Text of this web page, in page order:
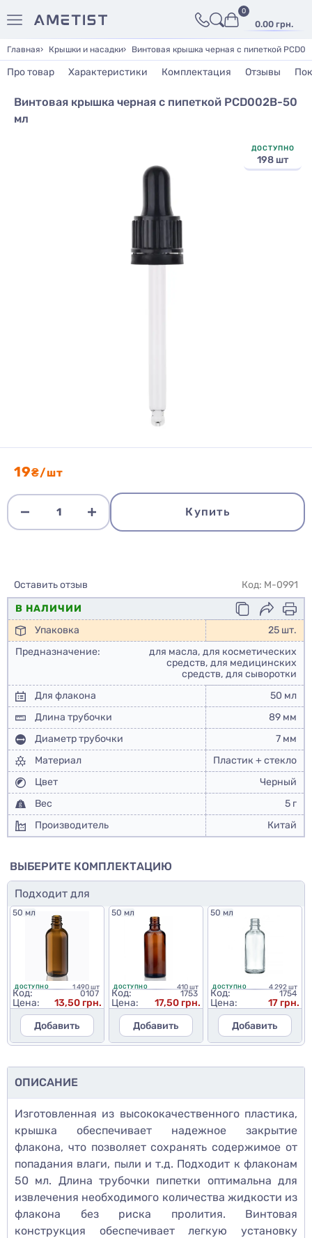
0.00 грн.
0
Главная Крышки и насадки Винтовая крышка черная с пипеткой
Про товар Характеристики Комплектация Отзывы
Винтовая крышка черная с пипеткой PCD002B-50
мл
ДОСТУПНО
198 шт
19₴/шт
Купить
Оставить отзыв
Код: M-0991
В НАЛИЧИИ
Упаковка
25 шт.
Предназначение:
для масла, для косметических
средств, для медицинских
средств, для сыворотки
Для флакона
50 мл
Длина трубочки
89 мм
Диаметр трубочки
7 мм
Материал
Пластик + стекло
Цвет
Черный
Вес
5 г
Производитель
Китай
ВЫБЕРИТЕ КОМПЛЕКТАЦИЮ
Подходит для
50 мл
ДОСТУПНО 1 490 шт
Код: 0107
Цена:
13,50 грн.
Добавить
50 мл
ДОСТУПНО 410 шт
Код: 1753
Цена:
17,50 грн.
Добавить
50 мл
ДОСТУПНО 4 292 шт
Код: 1754
Цена:
17 грн.
Добавить
ОПИСАНИЕ
Изготовленная из высококачественного пластика,
крышка обеспечивает надежное закрытие
флакона, что позволяет сохранять содержимое от
попадания влаги, пыли и т.д. Подходит к флаконам
50 мл. Длина трубочки пипетки оптимальна для
извлечения необходимого количества жидкости из
флакона без риска пролития. Винтовая
конструкция обеспечивает легкую установку